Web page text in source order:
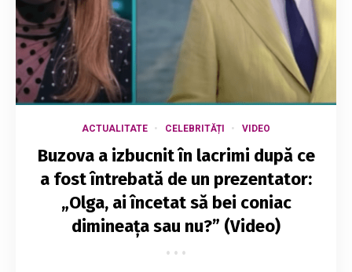
ACTUALITATE CELEBRITĂȚI VIDEO
Buzova a izbucnit în lacrimi după ce
a fost întrebată de un prezentator:
„Olga, ai încetat să bei coniac
dimineața sau nu?” (Video)